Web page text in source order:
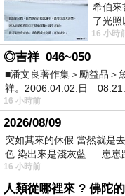
希伯來
了光
面被毀
16 小時
◎吉祥_046~050
■潘文良著作集＞勵益品
祥。2006.04.02.日
16 小時前
2026/08/09
突如其來的休假 當然就
色 染出來是淺灰藍 崽崽
16 小時前
人類從哪裡來 ? 佛陀